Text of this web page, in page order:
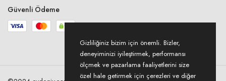
Güvenli Ödeme
Gizliliğiniz bizim için önemli. Bizler,
deneyiminizi iyileştirmek, performansı
ölçmek ve pazarlama faaliyetlerini size
özel hale getirmek için çerezleri ve diğer